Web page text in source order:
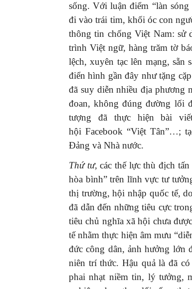
sống. Với luận điểm “làn
đi vào trái tim, khối óc con
thông tin chống Việt Nam: sử
trình Việt ngữ, hàng trăm tờ
lệch, xuyên tạc lên mạng, sẵn
điển hình gần đây như tặng
đã suy diễn nhiều địa phương
đoan, không đúng đường lối
tượng đã thực hiện bài
hội Facebook “Việt Tân”…;
Đảng và Nhà nước.
Thứ tư,các thế lực thù địch
hòa bình” trên lĩnh vực tư
thị trường, hội nhập quốc tế,
đã dẫn đến những tiêu cực
tiêu chủ nghĩa xã hội chưa
tế nhằm thực hiện âm mưu
đức công dân, ảnh hưởng lớn
niên trí thức. Hậu quả là đã
phai nhạt niềm tin, lý tưởng,